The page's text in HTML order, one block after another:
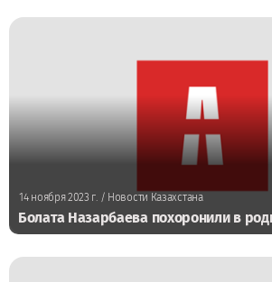
14 ноября 2023 г./ Новости Казахстана
Болата Назарбаева похоронили в